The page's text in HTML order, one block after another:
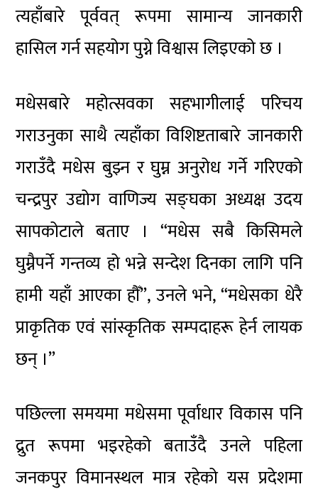
त्यहाँबारे पूर्ववत् रूपमा सामान्य जानकारी
हासिल गर्न सहयोग पुग्ने विश्वास लिइएको छ ।
मधेसबारे महोत्सवका सहभागीलाई परिचय
गराउनुका साथै त्यहाँका विशिष्टताबारे जानकारी
गराउँदै मधेस बुझ्न र घुम्न अनुरोध गर्ने गरिएको
चन्द्रपुर उद्योग वाणिज्य सङ्घका अध्यक्ष उदय
सापकोटाले बताए । “मधेस सबै किसिमले
घुम्नैपर्ने गन्तव्य हो भन्ने सन्देश दिनका लागि पनि
हामी यहाँ आएका हौँ”, उनले भने, “मधेसका धेरै
प्राकृतिक एवं सांस्कृतिक सम्पदाहरू हेर्न लायक
छन् ।”
पछिल्ला समयमा मधेसमा पूर्वाधार विकास पनि
द्रुत रूपमा भइरहेको बताउँदै उनले पहिला
जनकपुर विमानस्थल मात्र रहेको यस प्रदेशमा